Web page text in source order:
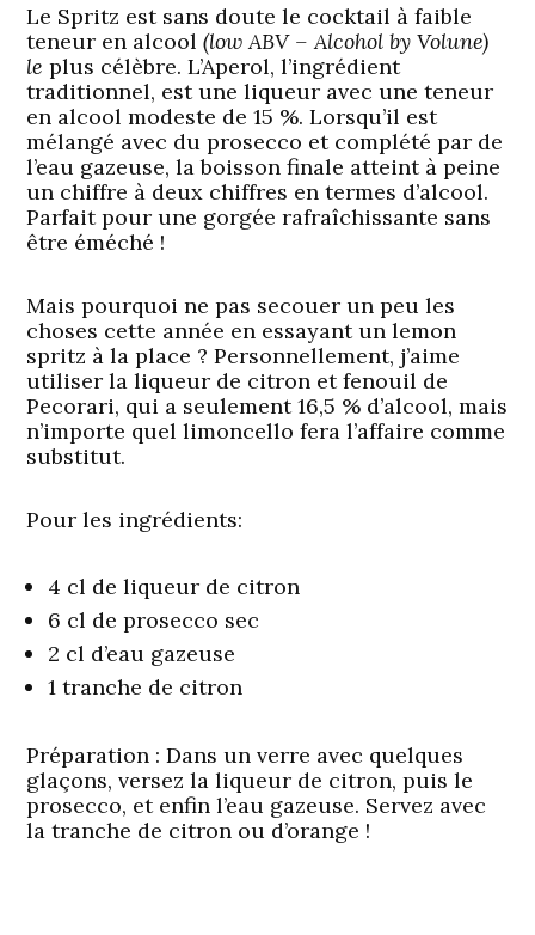
Le Spritz est sans doute le cocktail à faible
teneur en alcool(low ABV – Alcohol by Volune)
le plus célèbre. L’Aperol, l’ingrédient
traditionnel, est une liqueur avec une teneur
en alcool modeste de 15 %. Lorsqu’il est
mélangé avec du prosecco et complété par de
l’eau gazeuse, la boisson finale atteint à peine
un chiffre à deux chiffres en termes d’alcool.
Parfait pour une gorgée rafraîchissante sans
être éméché !
Mais pourquoi ne pas secouer un peu les
choses cette année en essayant un lemon
spritz à la place ? Personnellement, j’aime
utiliser la liqueur de citron et fenouil de
Pecorari, qui a seulement 16,5 % d’alcool, mais
n’importe quel limoncello fera l’affaire comme
substitut.
Pour les ingrédients:
4 cl de liqueur de citron
6 cl de prosecco sec
2 cl d’eau gazeuse
1 tranche de citron
Préparation : Dans un verre avec quelques
glaçons, versez la liqueur de citron, puis le
prosecco, et enfin l’eau gazeuse. Servez avec
la tranche de citron ou d’orange !